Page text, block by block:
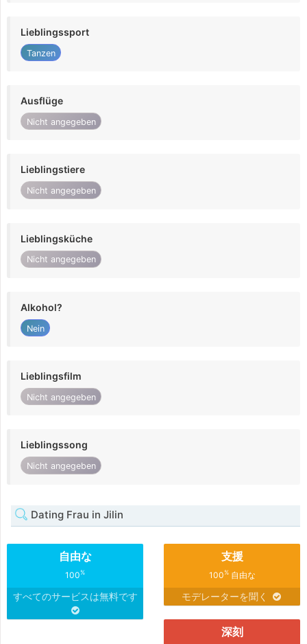
Lieblingssport
Tanzen
Ausflüge
Nicht angegeben
Lieblingstiere
Nicht angegeben
Lieblingsküche
Nicht angegeben
Alkohol?
Nein
Lieblingsfilm
Nicht angegeben
Lieblingssong
Nicht angegeben
Dating Frau in Jilin
自由な
100%
すべてのサービスは無料です
支援
100%自由な
モデレーターを聞く
深刻